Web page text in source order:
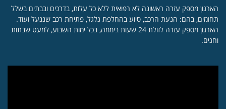
הארגון מספק עזרה ראשונה לא רפואית ללא כל עלות, בדרכים ובבתים בשלל
תחומים, בהם: הנעת הרכב, סיוע בהחלפת גלגל, פתיחת רכב שננעל ועוד.
הארגון מספק עזרה לזולת 24 שעות ביממה, בכל ימות השבוע, למעט שבתות
וחגים.